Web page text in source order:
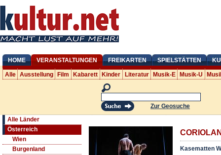
HOME VERANSTALTUNGEN FREIKARTEN SPIELSTÄTTEN
Alle Ausstellung Film Kabarett Kinder Literatur Musik-E Musik-U
Zur Geosuche
Alle Länder
Österreich
Wien
Burgenland
Kasematten